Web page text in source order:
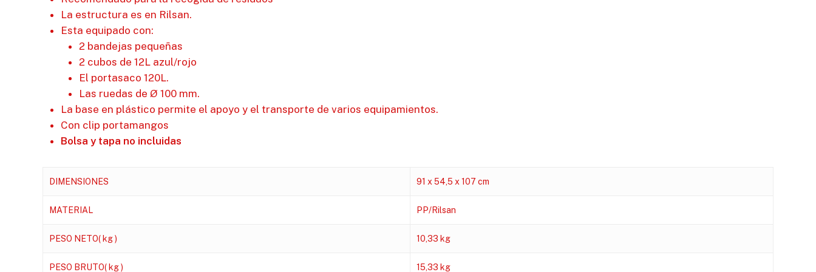
La estructura es en Rilsan.
Esta equipado con:
2 bandejas pequeñas
2 cubos de 12L azul/rojo
El portasaco 120L.
Las ruedas de Ø 100 mm.
La base en plástico permite el apoyo y el transporte de varios equipamientos.
Con clip portamangos
Bolsa y tapa no incluidas
DIMENSIONES 91 x 54,5 x 107 cm
MATERIAL PP/Rilsan
PESO NETO( kg ) 10,33 kg
PESO BRUTO( kg ) 15,33 kg